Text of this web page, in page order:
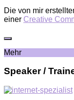
Die von mir
einer Creative
Mehr
Speaker /